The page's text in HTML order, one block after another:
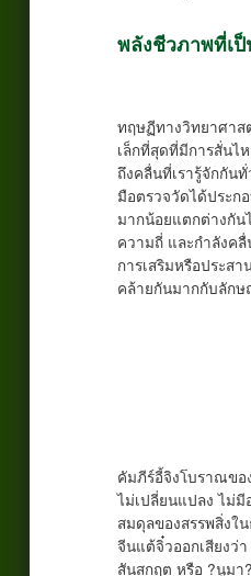
พลังชีวภาพที่เ
ทฤษฏีทางวิทยาศาส
เล็กที่สุดที่มีการสั่นไ
ถึงคลื่นที่เรารู้จักกัน
มือตรวจวัดได้ประก
มากน้อยแตกต่างกัน
ความถี่ และกำลังค
การเสริมหรือประส
คล้ายกันมากกับลัก
คัมภีร์อี้จิงโบราณขอ
ไม่เปลี่ยนแปลง ไม่มี
สมดุลของสรรพสิ่งใ
จีนแต้จิ๋วออกเสียงว่
สันสกฤต หรือ ?นูมา